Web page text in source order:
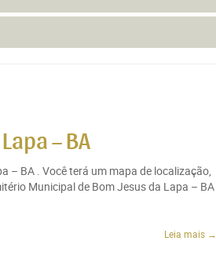
– BA
– BA . Você terá um mapa de localização,
Municipal de Bom Jesus da Lapa – BA
Leia mais →